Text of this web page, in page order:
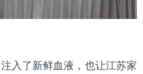
了新鲜血液，也让江苏家